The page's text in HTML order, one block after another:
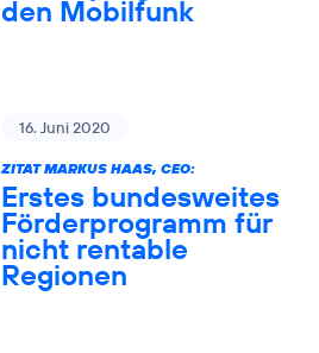
den Mobilfunk
16. Juni 2020
ZITAT MARKUS HAAS, CEO:
Erstes bundesweites
Förderprogramm für
nicht rentable
Regionen